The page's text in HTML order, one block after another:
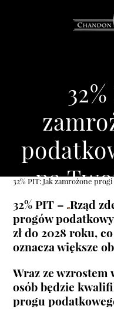
na
32% PIT: Jak zamrożone
32% PIT – Rząd
progów
zł do 2028 roku,
oznacza większe
Wraz ze wzrostem
osób będzie
progu